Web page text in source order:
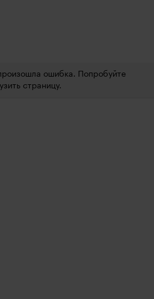
ошибка. Попробуйте
страницу.